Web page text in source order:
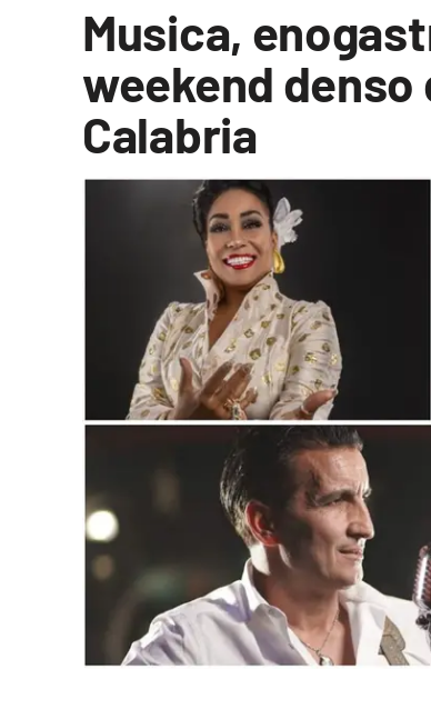
Economia e Lavoro
Musica,
weekend
Calabria